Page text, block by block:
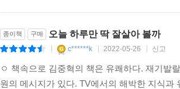
종이책 구매 오늘 하루만 딱 잘살아 볼까
c******k 2022-05-26 신고
ㅇ 책속으로 김중혁의 책은 유쾌하다. 재기발
원의 메시지가 있다. TV에서의 해박한 지식